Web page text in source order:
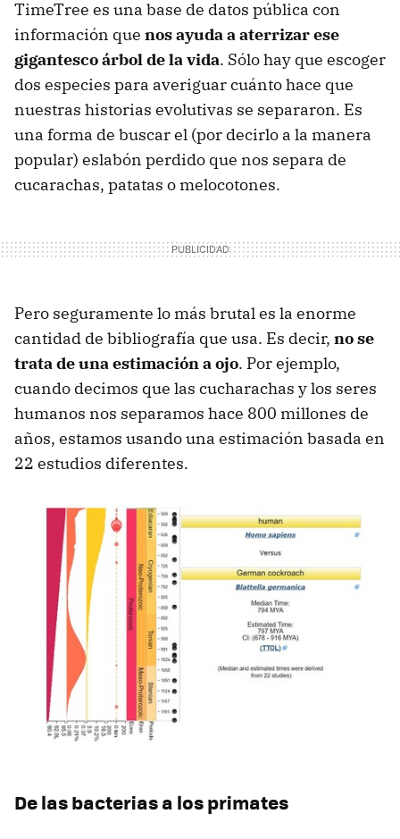
TimeTree es una base de datos pública con
información que nos ayuda a aterrizar ese
gigantesco árbol de la vida. Sólo hay que escoger
dos especies para averiguar cuánto hace que
nuestras historias evolutivas se separaron. Es
una forma de buscar el (por decirlo a la manera
popular) eslabón perdido que nos separa de
cucarachas, patatas o melocotones.
Pero seguramente lo más brutal es la enorme
cantidad de bibliografía que usa. Es decir, no se
trata de una estimación a ojo. Por ejemplo,
cuando decimos que las cucharachas y los seres
humanos nos separamos hace 800 millones de
años, estamos usando una estimación basada en
22 estudios diferentes.
De las bacterias a los primates